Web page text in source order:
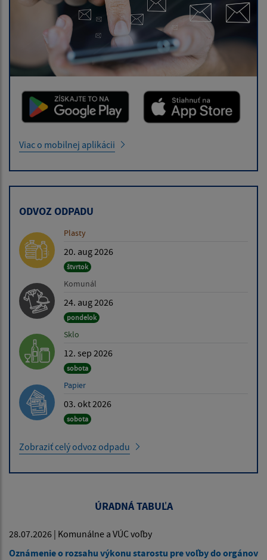
Viac o mobilnej aplikácii
ODVOZ ODPADU
Plasty
20. aug 2026
štvrtok
Komunál
24. aug 2026
pondelok
Sklo
12. sep 2026
sobota
Papier
03. okt 2026
sobota
Zobraziť celý odvoz odpadu
ÚRADNÁ TABUĽA
28.07.2026 | Komunálne a VÚC voľby
Oznámenie o rozsahu výkonu starostu pre voľby do orgánov